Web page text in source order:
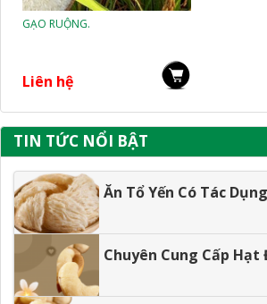
TIN TỨC NỔI BẬT
Ăn Tổ Yến Có Tác